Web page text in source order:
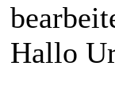
Hallo